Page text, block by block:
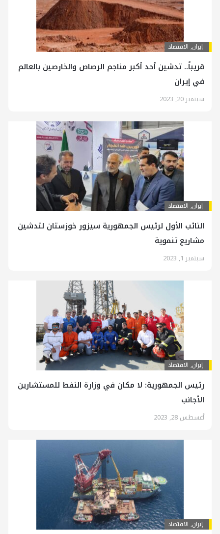
إيران, الاقتصاد
قريباً.. تدشين أحد أكبر مناجم الرصاص والخارصين بالعالم
في إيران
سبتمبر 20, 2023
إيران, الاقتصاد
النائب الأول لرئيس الجمهورية سيزور خوزستان لتدشين
مشاريع تنموية
سبتمبر 1, 2023
إيران, الاقتصاد
رئيس الجمهورية: لا مكان في وزارة النفط للمستشارين
الأجانب
أغسطس 28, 2023
إيران, الاقتصاد